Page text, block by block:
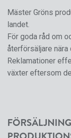
Mäster Gröns
landet.
För goda råd om
återförsäljare nära
Reklamationer
växter eftersom